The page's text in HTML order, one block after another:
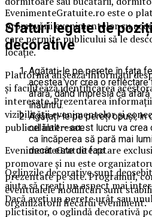
Sfaturi legate de
decorative
Agățați-le pe perete în fața
acestea vor crea o
afară, dând impresia că
înăuntru.
Agățați-le pe pereți opuși, în
celălalt – acest lucru va
ca încăperea să pară mai
decât este de fapt.
Oglinzile decorative sunt
ajuta să creați un aspect mai
Dacă aveți un perete urât sau
plictisitor, o oglindă decorativă
EvenimenteGratuite.ro este o
promovării evenimentelor cu
care permite publicului să le
locație.
Platforma afișează informații
și facilitează identificarea
interesate. Prezentarea
vizibilității evenimentelor și
publicul interesat.
EvenimenteGratuite.ro are
promovare și nu este
prezentate pe site. Programul,
eventualele modificări sunt
organizatorii fiecărui eveniment.